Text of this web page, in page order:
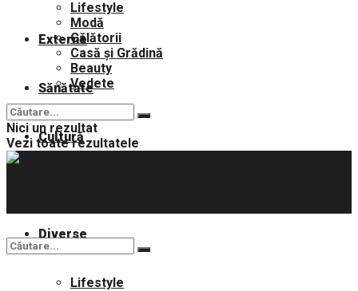
Externe
Sănătate
Cultură
Diverse
Lifestyle
Lifestyle
Modă
Călătorii
Casă și Grădină
Beauty
Vedete
Nici un rezultat
Vezi toate rezultatele